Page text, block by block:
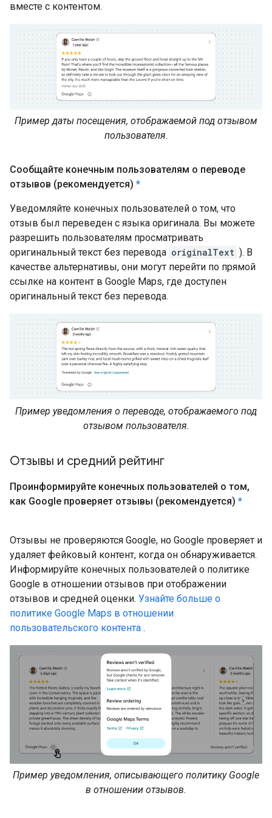
вместе с контентом.
Пример даты посещения, отображаемой под отзывом
пользователя.
Сообщайте конечным пользователям о переводе
отзывов (рекомендуется) *
Уведомляйте конечных пользователей о том, что
отзыв был переведен с языка оригинала. Вы можете
разрешить пользователям просматривать
оригинальный текст без перевода originalText ). В
качестве альтернативы, они могут перейти по прямой
ссылке на контент в Google Maps, где доступен
оригинальный текст без перевода.
Пример уведомления о переводе, отображаемого под
отзывом пользователя.
Отзывы и средний рейтинг
Проинформируйте конечных пользователей о том,
как Google проверяет отзывы (рекомендуется) *
Отзывы не проверяются Google, но Google проверяет и
удаляет фейковый контент, когда он обнаруживается.
Информируйте конечных пользователей о политике
Google в отношении отзывов при отображении
отзывов и средней оценки. Узнайте больше о
политике Google Maps в отношении
пользовательского контента .
Пример уведомления, описывающего политику Google
в отношении отзывов.